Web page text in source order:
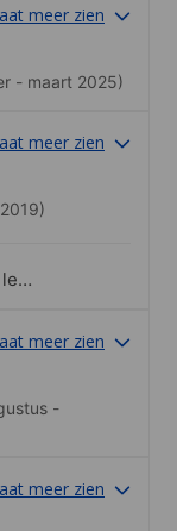
meer zien
- maart 2025)
meer zien
meer zien
-
meer zien